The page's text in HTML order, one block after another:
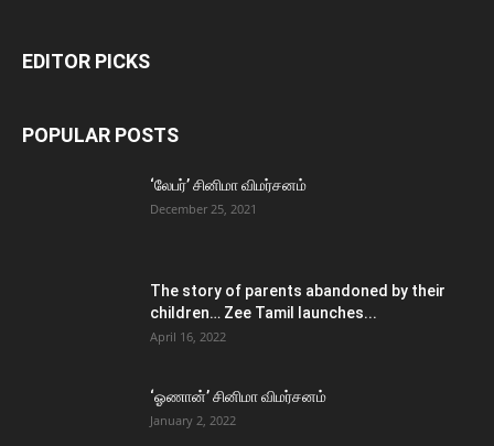
EDITOR PICKS
POPULAR POSTS
‘லேபர்’ சினிமா விமர்சனம்
December 25, 2021
The story of parents abandoned by their
children… Zee Tamil launches...
April 16, 2022
‘ஓணான்’ சினிமா விமர்சனம்
January 2, 2022